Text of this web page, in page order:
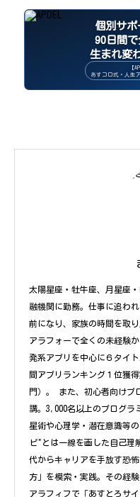
個別サ
90日間
生まれ変
【
あすコロ式・人生
太陽星座・牡牛座、月星座
融機関に勤務。仕事に追わ
前になり、家族の時間を取
アラフォーで全くの未経験
発系アプリを中心に６タイ
間アプリランキング１位獲
門）。 また、初心者向けプ
講。3,000名以上のプログラ
星術や心理学・潜在意識等
ピ"とは一線を画した自己理
代からキャリアを手放す恐
方」を模索・実践。その経
アラフィフで「あすとろサ